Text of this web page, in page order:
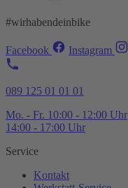
#wirhabendeinbike
Facebook Instagram
089 125 01 01 01
Mo. - Fr. 10:00 - 12:00 Uhr
14:00 - 17:00 Uhr
Service
Kontakt